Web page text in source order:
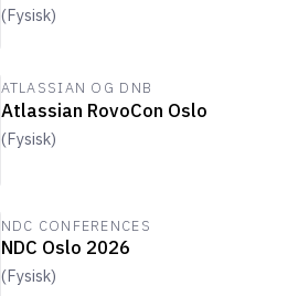
(Fysisk)
ATLASSIAN OG DNB
Atlassian RovoCon Oslo
(Fysisk)
NDC CONFERENCES
NDC Oslo 2026
(Fysisk)